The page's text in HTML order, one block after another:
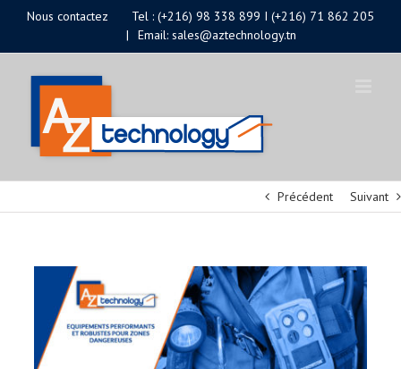
PasserNous contactez Tel : (+216) 98 338 899 I (+216) 71 862 205
|
Email: sales@aztechnology.tn
Précédent Suivant